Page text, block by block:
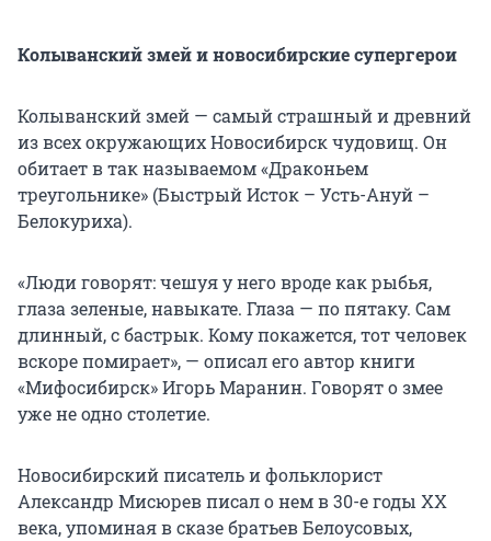
Колыванский змей и новосибирские супергерои
Колыванский змей — самый страшный и древний
из всех окружающих Новосибирск чудовищ. Он
обитает в так называемом «Драконьем
треугольнике» (Быстрый Исток – Усть-Ануй –
Белокуриха).
«Люди говорят: чешуя у него вроде как рыбья,
глаза зеленые, навыкате. Глаза — по пятаку. Сам
длинный, с бастрык. Кому покажется, тот человек
вскоре помирает», — описал его автор книги
«Мифосибирск» Игорь Маранин. Говорят о змее
уже не одно столетие.
Новосибирский писатель и фольклорист
Александр Мисюрев писал о нем в 30-е годы XX
века, упоминая в сказе братьев Белоусовых,